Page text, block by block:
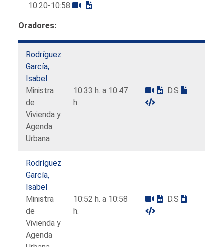
10:20-10:58
Oradores:
Rodríguez
García,
Isabel
Ministra
de
Vivienda y
Agenda
Urbana
10:33 h. a 10:47
h.
D.S
Rodríguez
García,
Isabel
Ministra
de
Vivienda y
Agenda
10:52 h. a 10:58
h.
D.S